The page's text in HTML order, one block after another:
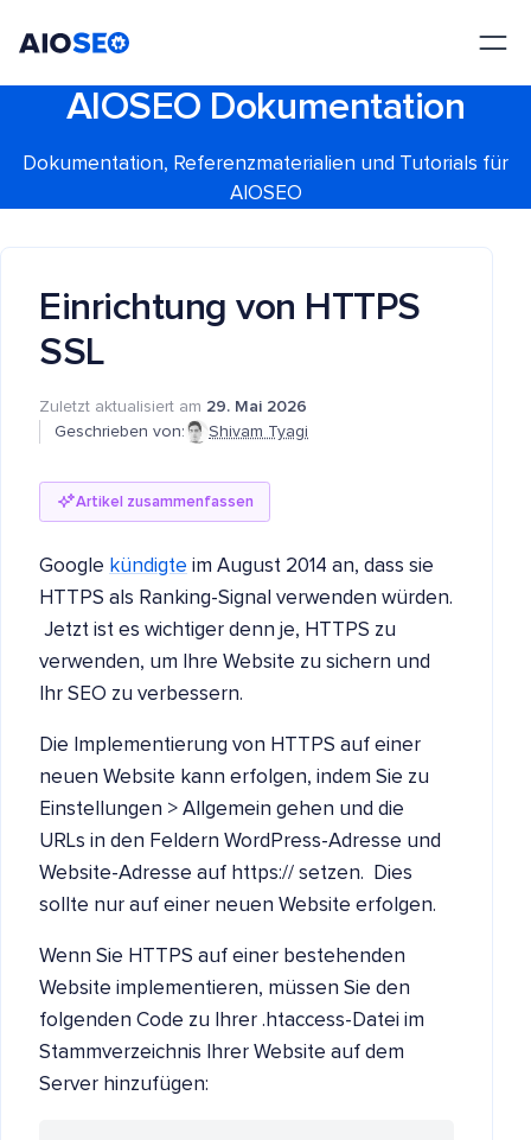
AIOSEO Dokumentation
Dokumentation, Referenzmaterialien und Tutorials für
AIOSEO
Einrichtung von HTTPS
SSL
Zuletzt aktualisiert am 29. Mai 2026
Geschrieben von:
Shivam Tyagi
Artikel zusammenfassen
Google kündigte im August 2014 an, dass sie
HTTPS als Ranking-Signal verwenden würden.
Jetzt ist es wichtiger denn je, HTTPS zu
verwenden, um Ihre Website zu sichern und
Ihr SEO zu verbessern.
Die Implementierung von HTTPS auf einer
neuen Website kann erfolgen, indem Sie zu
Einstellungen > Allgemein gehen und die
URLs in den Feldern WordPress-Adresse und
Website-Adresse auf https:// setzen. Dies
sollte nur auf einer neuen Website erfolgen.
Wenn Sie HTTPS auf einer bestehenden
Website implementieren, müssen Sie den
folgenden Code zu Ihrer .htaccess-Datei im
Stammverzeichnis Ihrer Website auf dem
Server hinzufügen: